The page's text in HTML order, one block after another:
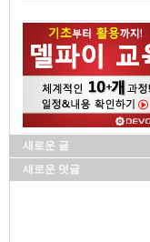
새로운 글
새로운 덧글